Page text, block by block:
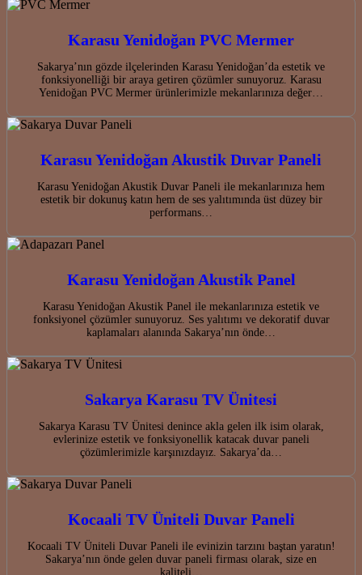
Karasu Yenidoğan PVC Mermer
Sakarya’nın gözde ilçelerinden Karasu Yenidoğan’da estetik ve
fonksiyonelliği bir araya getiren çözümler sunuyoruz. Karasu
Yenidoğan PVC Mermer ürünlerimizle mekanlarınıza değer…
Karasu Yenidoğan Akustik Duvar Paneli
Karasu Yenidoğan Akustik Duvar Paneli ile mekanlarınıza hem
estetik bir dokunuş katın hem de ses yalıtımında üst düzey bir
performans…
Karasu Yenidoğan Akustik Panel
Karasu Yenidoğan Akustik Panel ile mekanlarınıza estetik ve
fonksiyonel çözümler sunuyoruz. Ses yalıtımı ve dekoratif duvar
kaplamaları alanında Sakarya’nın önde…
Sakarya Karasu TV Ünitesi
Sakarya Karasu TV Ünitesi denince akla gelen ilk isim olarak,
evlerinize estetik ve fonksiyonellik katacak duvar paneli
çözümlerimizle karşınızdayız. Sakarya’da…
Kocaali TV Üniteli Duvar Paneli
Kocaali TV Üniteli Duvar Paneli ile evinizin tarzını baştan yaratın!
Sakarya’nın önde gelen duvar paneli firması olarak, size en
kaliteli…